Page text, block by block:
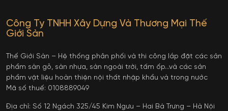
Công Ty TNHH Xây Dựng Và Thương Mại Thế
Giới Sàn
Thế Giới Sàn – Hệ thống phân phối và thi công lắp đặt các sản
phẩm sàn gỗ, sàn nhựa, sàn ngoài trời, tấm ốp…và các sản
phẩm vật liệu hoàn thiện nội thất nhập khẩu và trong nước
Mã số thuế: 0108889049
Địa chỉ: Số 12 Ngách 325/45 Kim Ngưu – Hai Bà Trưng – Hà Nội